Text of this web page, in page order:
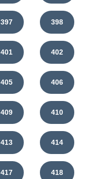
397 398
401 402
405 406
409 410
413 414
417 418